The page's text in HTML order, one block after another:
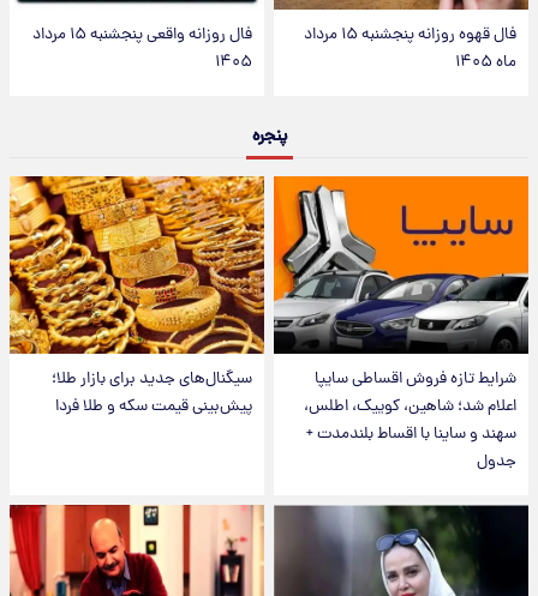
فال قهوه روزانه پنجشنبه ۱۵ مرداد
ماه ۱۴۰۵
فال روزانه واقعی پنجشنبه ۱۵ مرداد
۱۴۰۵
پنجره
شرایط تازه فروش اقساطی سایپا
اعلام شد؛ شاهین، کوییک، اطلس،
سهند و ساینا با اقساط بلندمدت +
جدول
سیگنال‌های جدید برای بازار طلا؛
پیش‌بینی قیمت سکه و طلا فردا